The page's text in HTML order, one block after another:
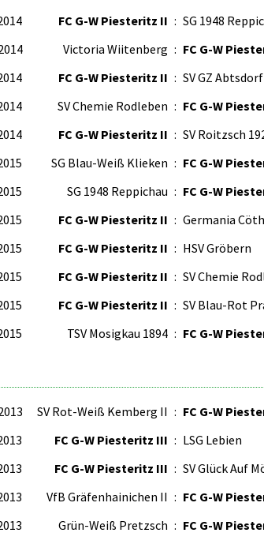
FC G-W Piesteritz II : SG 1948
Victoria Wiitenberg : FC G-W
FC G-W Piesteritz II : SV GZ Abtsdorf
SV Chemie Rodleben : FC G-W
FC G-W Piesteritz II : SV Roitzsch
SG Blau-Weiß Klieken : FC G-W
SG 1948 Reppichau : FC G-W
FC G-W Piesteritz II : Germania
FC G-W Piesteritz II : HSV Gröbern
FC G-W Piesteritz II : SV Chemie
FC G-W Piesteritz II : SV Blau-Rot
TSV Mosigkau 1894 : FC G-W
SV Rot-Weiß Kemberg II : FC G-W
FC G-W Piesteritz III : LSG Lebien
FC G-W Piesteritz III : SV Glück Auf
VfB Gräfenhainichen II : FC G-W
Grün-Weiß Pretzsch : FC G-W